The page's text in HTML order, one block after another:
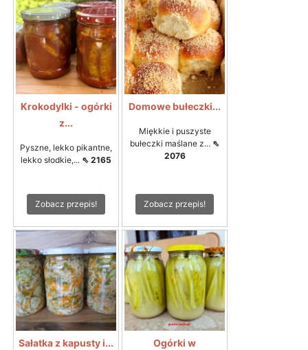
Krokodylki - ogórki
z...
Pyszne, lekko pikantne,
lekko słodkie,... ⇖ 2165
Zobacz przepis!
Domowe bułeczki...
Miękkie i puszyste
bułeczki maślane z... ⇖
2076
Zobacz przepis!
Sałatka z kapusty i...
Ogórki w